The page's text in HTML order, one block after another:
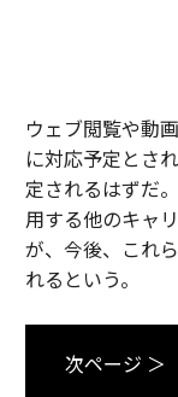
ウェブ閲覧や動
に対応予定とさ
定されるはずだ
用する他のキャ
が、今後、これ
れるという。
次ページ ＞